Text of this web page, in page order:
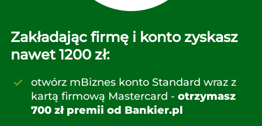
Zakładając firmę i konto zyskasz
nawet 1200 zł:
otwórz mBiznes konto Standard wraz z
kartą firmową Mastercard - otrzymasz
700 zł premii od Bankier.pl